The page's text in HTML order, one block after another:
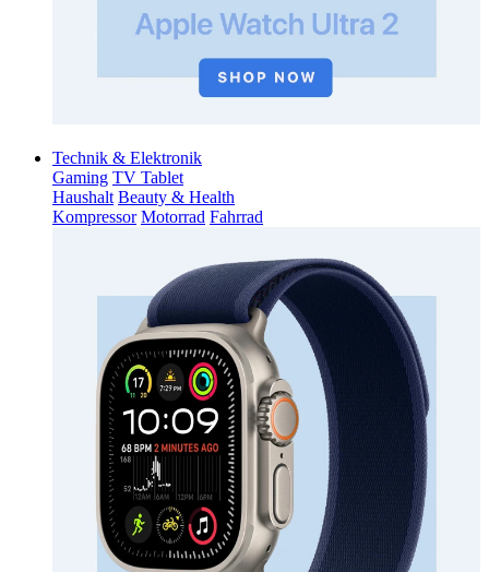
Technik & Elektronik
Gaming TV Tablet
Haushalt Beauty & Health
Kompressor Motorrad Fahrrad